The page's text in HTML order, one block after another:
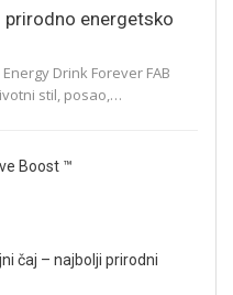
prirodno energetsko
Drink Forever FAB
stil, posao,…
Boost ™
čaj – najbolji prirodni